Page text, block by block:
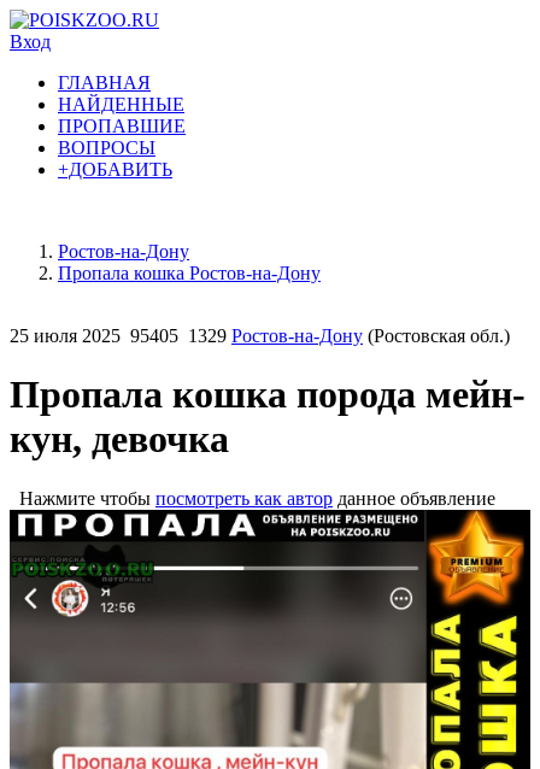
Вход
ГЛАВНАЯ
НАЙДЕННЫЕ
ПРОПАВШИЕ
ВОПРОСЫ
+ДОБАВИТЬ
Ростов-на-Дону
Пропала кошка Ростов-на-Дону
25 июля 2025 95405 1329 Ростов-на-Дону (Ростовская обл.)
Пропала кошка порода мейн-
кун, девочка
Нажмите чтобы посмотреть как автор данное объявление